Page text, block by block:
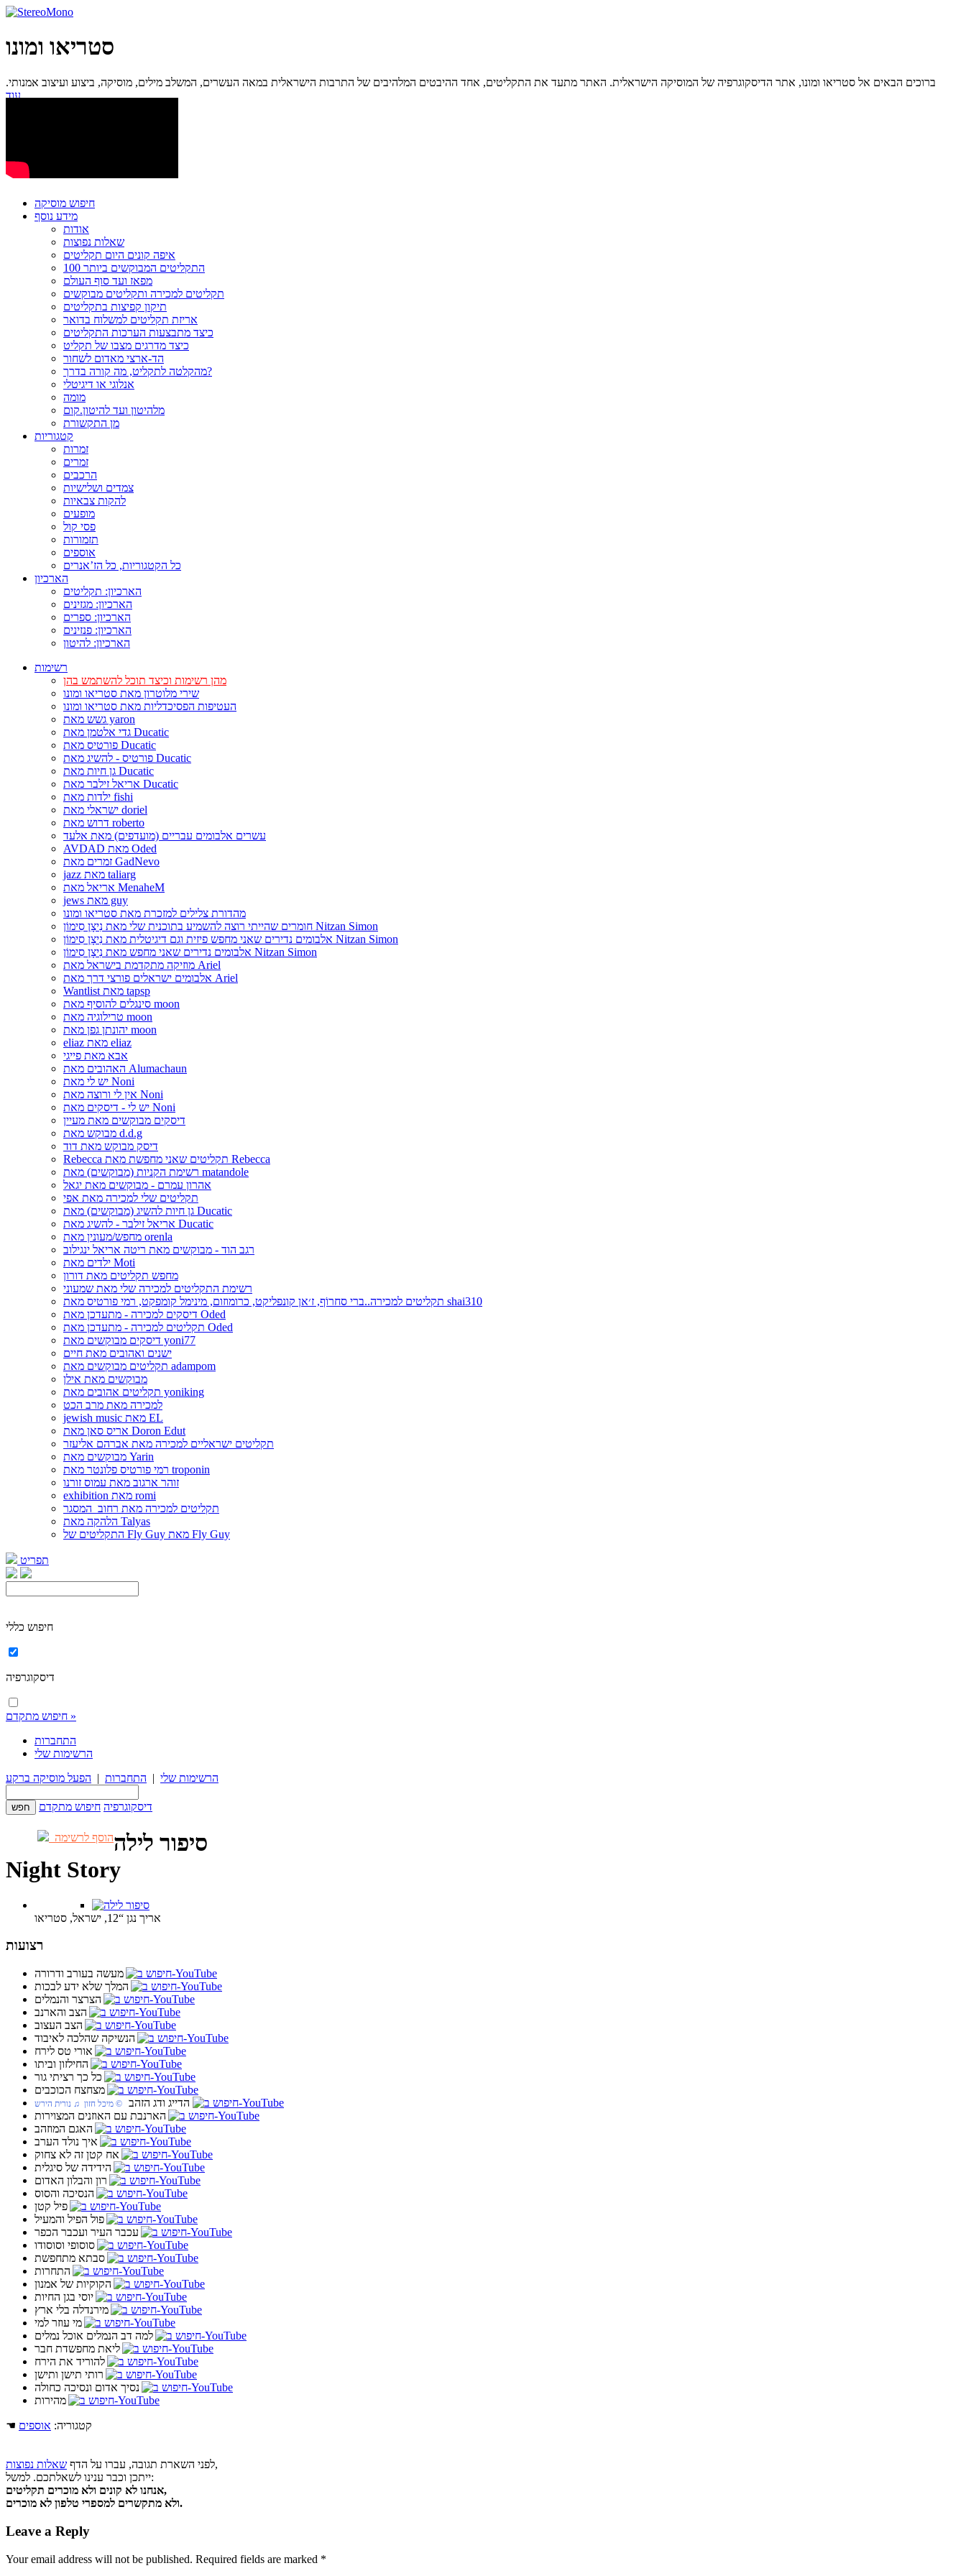
סטריאו ומונו
ברוכים הבאים אל סטריאו ומונו, אתר הדיסקוגרפיה של המוסיקה הישראלית. האתר מתעד את התקליטים, אחד ההיבטים המלהיבים של התרבות הישראלית במאה העשרים, המשלב מילים, מוסיקה, ביצוע ועיצוב אמנותי.
עוד...
חיפוש מוסיקה
מידע נוסף
אודות
שאלות נפוצות
איפה קונים היום תקליטים
100 התקליטים המבוקשים ביותר
מפאז ועד סוף העולם
תקליטים למכירה ותקליטים מבוקשים
תיקון קפיצות בתקליטים
אריזת תקליטים למשלוח בדואר
כיצד מתבצעות הערכות התקליטים
כיצד מדרגים מצבו של תקליט
הד-ארצי מאדום לשחור
מהקלטה לתקליט, מה קורה בדרך?
אנלוגי או דיגיטלי
מומה
מלהיטון ועד להיטון.קום
מן התקשורת
קטגוריות
זמרות
זמרים
הרכבים
צמדים ושלישיות
להקות צבאיות
מופעים
פסי קול
תזמורות
אוספים
כל הקטגוריות, כל הז’אנרים
הארכיון
הארכיון: תקליטים
הארכיון: מגזינים
הארכיון: ספרים
הארכיון: פנזינים
הארכיון: להיטון
רשימות
מהן רשימות וכיצד תוכל להשתמש בהן
שירי מלוטרון מאת סטריאו ומונו
העטיפות הפסיכדליות מאת סטריאו ומונו
גשש מאת yaron
גדי אלטמן מאת Ducatic
פורטיס מאת Ducatic
פורטיס - להשיג מאת Ducatic
גן חיות מאת Ducatic
אריאל זילבר מאת Ducatic
ילדות מאת fishi
ישראלי מאת doriel
דרוש מאת roberto
עשרים אלבומים עבריים (מועדפים) מאת אלעד
AVDAD מאת Oded
זמרים מאת GadNevo
jazz מאת taliarg
אריאל מאת MenaheM
jews מאת guy
מהדורת צלילים למזכרת מאת סטריאו ומונו
חומרים שהייתי רוצה להשמיע בתוכנית שלי מאת נִיצָן סִימוֹן Nitzan Simon
אלבומים נדירים שאני מחפש פיזית וגם דיגיטלית מאת נִיצָן סִימוֹן Nitzan Simon
אלבומים נדירים שאני מחפש מאת נִיצָן סִימוֹן Nitzan Simon
מוזיקה מתקדמת בישראל מאת Ariel
אלבומים ישראלים פורצי דרך מאת Ariel
Wantlist מאת tapsp
סינגלים להוסיף מאת moon
טרילוגיה מאת moon
יהונתן גפן מאת moon
eliaz מאת eliaz
אבא מאת פייגי
האהובים מאת Alumachaun
יש לי מאת Noni
אין לי ורוצה מאת Noni
יש לי - דיסקים מאת Noni
דיסקים מבוקשים מאת מעיין
מבוקש מאת d.d.g
דיסק מבוקש מאת דוד
Rebecca תקליטים שאני מחפשת מאת Rebecca
רשימת הקניות (מבוקשים) מאת matandole
אהרון עמרם - מבוקשים מאת יגאל
תקליטים שלי למכירה מאת אפי
גן חיות להשיג (מבוקשים) מאת Ducatic
אריאל זילבר - להשיג מאת Ducatic
מחפש/מעונין מאת orenla
רגב הוד - מבוקשים מאת ריטה אריאל ינגילוב
ילדים מאת Moti
מחפש תקליטים מאת דורון
רשימת התקליטים למכירה שלי מאת שמעוני
תקליטים למכירה..ברי סחרוֹף, ז׳אן קונפליקט, כרומוזום, מינימל קומפקט, רמי פורטיס מאת shai310
דיסקים למכירה - מתעדכן מאת Oded
תקליטים למכירה - מתעדכן מאת Oded
דיסקים מבוקשים מאת yoni77
ישנים ואהובים מאת חיים
תקליטים מבוקשים מאת adampom
מבוקשים מאת אילן
תקליטים אהובים מאת yoniking
למכירה מאת מרב הכט
jewish music מאת EL
אריס סאן מאת Doron Edut
תקליטים ישראליים למכירה מאת אברהם אליעזר
מבוקשים מאת Yarin
רמי פורטיס פלונטר מאת troponin
זוהר ארגוב מאת עמוס זורנו
exhibition מאת romi
תקליטים למכירה מאת רחוב_המסגר
הלהקה מאת Talyas
התקליטים של Fly Guy מאת Fly Guy
תפריט
חיפוש כללי
חיפוש מתקדם »
התחברות
הרשימות שלי
הרשימות שלי | התחברות | הפעל מוסיקה ברקע
דיסקוגרפיה חיפוש מתקדם
הוסף לרשימהסיפור לילה
Night Story
אריך נגן “12, ישראל, סטריאו
רצועות
מעשה בעורב ודרורה
המלך שלא ידע לבכות
הצרצר והנמלים
הצב והארנב
הצב העצוב
הנשיקה שהלכה לאיבוד
אורי טס לירח
החילזון וביתו
כל כך רציתי גור
מצחצח הכוכבים
הדייג ודג הזהב © מיכל חזון ♫ נורית הירש
הארנבת עם האוזנים המצוירות
האגם המוזהב
איך נולד הערב
אח קטן זה לא צחוק
הידידה של סיגלית
רון והבלון האדום
הנסיכה והסוס
פיל קטן
פול הפיל והמעיל
עכבר העיר ועכבר הכפר
סוסופי וסוסודו
סבתא מתחפשת
התחרות
הקוקיות של אמנון
יוסי בגן החיות
מירנדלה בלי ארץ
מי עוזר למי
למה דב הנמלים אוכל נמלים
ליאת מחפשדת חבר
להוריד את הירח
רותי תישן ותישן
נסיך אדום ונסיכה כחולה
מהירות
☚ קטגוריה: אוספים
לפני השארת תגובה, עברו על הדף שאלות נפוצות
,
ייתכן וכבר ענינו לשאלתכם. למשל:
אנחנו לא קונים ולא מוכרים תקליטים,
ולא מתקשרים למספרי טלפון לא מוכרים.
Leave a Reply
Your email address will not be published. Required fields are marked *